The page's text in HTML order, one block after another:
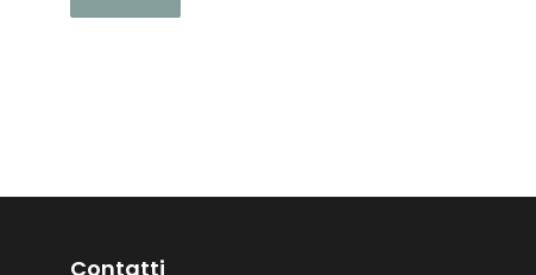
Contatti